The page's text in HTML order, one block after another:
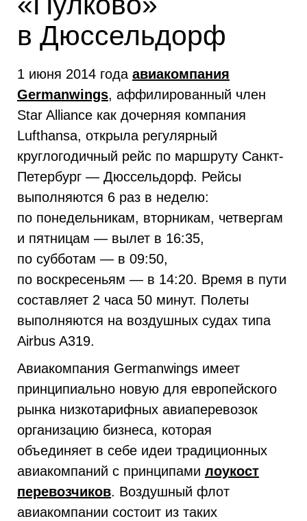
в Дюссельдорф
1 июня 2014 года авиакомпания
Germanwings, аффилированный член
Star Alliance как дочерняя компания
Lufthansa, открыла регулярный
круглогодичный рейс по маршруту Санкт-
Петербург — Дюссельдорф. Рейсы
выполняются 6 раз в неделю:
по понедельникам, вторникам, четвергам
и пятницам — вылет в 16:35,
по субботам — в 09:50,
по воскресеньям — в 14:20. Время в пути
составляет 2 часа 50 минут. Полеты
выполняются на воздушных судах типа
Airbus A319.
Авиакомпания Germanwings имеет
принципиально новую для европейского
рынка низкотарифных авиаперевозок
организацию бизнеса, которая
объединяет в себе идеи традиционных
авиакомпаний с принципами лоукост
перевозчиков. Воздушный флот
авиакомпании состоит из таких